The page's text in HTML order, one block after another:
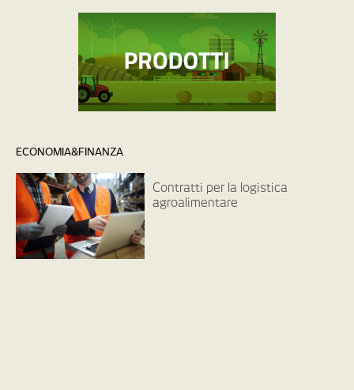
ECONOMIA&FINANZA
Contratti per la logistica
agroalimentare